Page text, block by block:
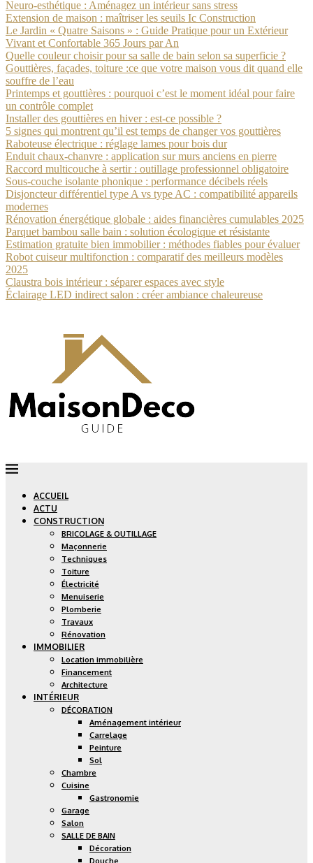
Neuro-esthétique : Aménagez un intérieur sans stress
Extension de maison : maîtriser les seuils Ic Construction
Le Jardin « Quatre Saisons » : Guide Pratique pour un Extérieur
Vivant et Confortable 365 Jours par An
Quelle couleur choisir pour sa salle de bain selon sa superficie ?
Gouttières, façades, toiture :ce que votre maison vous dit quand elle
souffre de l’eau
Printemps et gouttières : pourquoi c’est le moment idéal pour faire
un contrôle complet
Installer des gouttières en hiver : est-ce possible ?
5 signes qui montrent qu’il est temps de changer vos gouttières
Raboteuse électrique : réglage lames pour bois dur
Enduit chaux-chanvre : application sur murs anciens en pierre
Raccord multicouche à sertir : outillage professionnel obligatoire
Sous-couche isolante phonique : performance décibels réels
Disjoncteur différentiel type A vs type AC : compatibilité appareils
modernes
Rénovation énergétique globale : aides financières cumulables 2025
Parquet bambou salle bain : solution écologique et résistante
Estimation gratuite bien immobilier : méthodes fiables pour évaluer
Robot cuiseur multifonction : comparatif des meilleurs modèles
2025
Claustra bois intérieur : séparer espaces avec style
Éclairage LED indirect salon : créer ambiance chaleureuse
ACCUEIL
ACTU
CONSTRUCTION
BRICOLAGE & OUTILLAGE
Maçonnerie
Techniques
Toiture
Électricité
Menuiserie
Plomberie
Travaux
Rénovation
IMMOBILIER
Location immobilière
Financement
Architecture
INTÉRIEUR
DÉCORATION
Aménagement intérieur
Carrelage
Peinture
Sol
Chambre
Cuisine
Gastronomie
Garage
Salon
SALLE DE BAIN
Décoration
Douche